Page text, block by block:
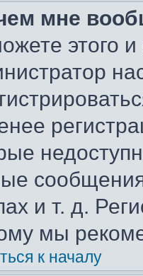
мне
этого и
и т. д.
мы
к началу